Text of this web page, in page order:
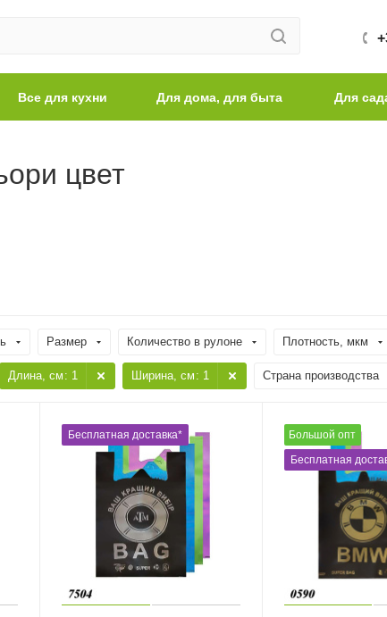
Все для кухни Для дома, для быта Для
цвет
Размер Количество в рулоне Плотность, мкм
Длина, cм: 1 Ширина, cм: 1 Страна производства
Бесплатная доставка*
Великий гурт
Бесплатная